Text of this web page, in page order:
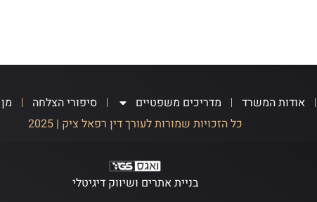
אודות המשרד מדריכים משפטיים סיפורי הצלחה
כל הזכויות שמורות לעורך דין רפאל ציק | 2025
בניית אתרים ושיווק דיגיטלי